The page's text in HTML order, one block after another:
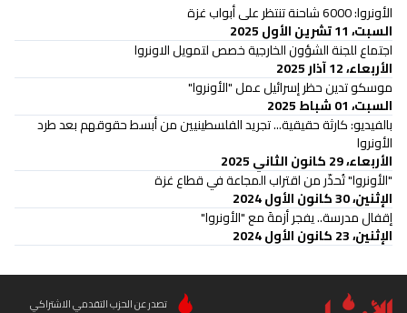
الأونروا: 6000 شاحنة تنتظر على أبواب غزة
السبت، 11 تشرين الأول 2025
اجتماع للجنة الشؤون الخارجية خصص لتمويل الاونروا
الأربعاء، 12 آذار 2025
موسكو تدين حظر إسرائيل عمل "الأونروا"
السبت، 01 شباط 2025
بالفيديو: كارثة حقيقية... تجريد الفلسطينيين من أبسط حقوقهم بعد طرد
الأونروا
الأربعاء، 29 كانون الثاني 2025
"الأونروا" تُحذّر من اقتراب المجاعة في قطاع غزة
الإثنين، 30 كانون الأول 2024
إقفال مدرسة.. يفجر أزمةَ مع "الأونروا"
الإثنين، 23 كانون الأول 2024
تصدر عن الحزب التقدمي الاشتراكي